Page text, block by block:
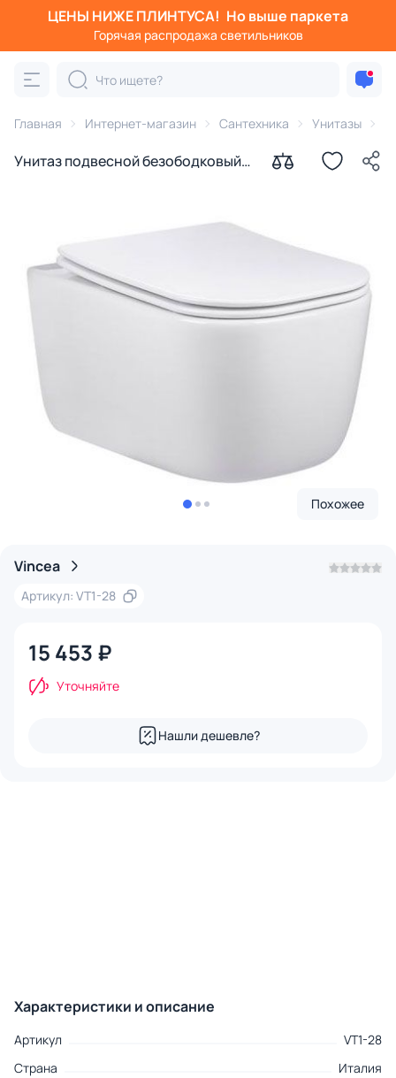
ЦЕНЫ НИЖЕ ПЛИНТУСА! Но выше паркета
Горячая распродажа светильников
Главная Интернет-магазин Сантехника Унитазы
Унитаз подвесной безободковый
Похожее
Vincea
Артикул: VT1-28
15 453 ₽
Уточняйте
Нашли дешевле?
Характеристики и описание
Артикул
VT1-28
Страна
Италия